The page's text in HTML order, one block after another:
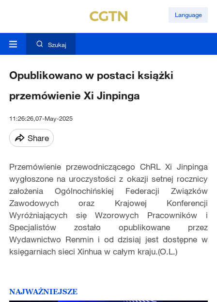
Language
Szukaj
Opublikowano w postaci książki
przemówienie Xi Jinpinga
11:26:26,07-May-2025
Share
Przemówienie przewodniczącego ChRL Xi Jinpinga
wygłoszone na uroczystości z okazji setnej rocznicy
założenia Ogólnochińskiej Federacji Związków
Zawodowych oraz Krajowej Konferencji
Wyróżniających się Wzorowych Pracowników i
Specjalistów zostało opublikowane przez
Wydawnictwo Renmin i od dzisiaj jest dostępne w
księgarniach sieci Xinhua w całym kraju.(O.L.)
NAJWAŻNIEJSZE